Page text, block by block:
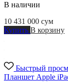
В наличии
10 431 000 сум
Купить В корзину
Быстрый
Планшет Apple